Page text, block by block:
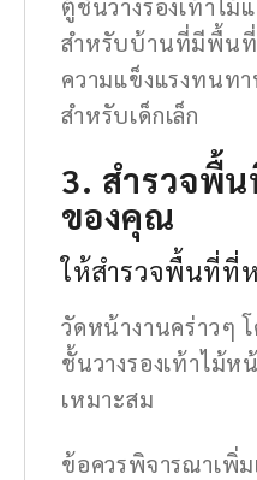
ตู้ชั้นวางรองเท้าไ
สำหรับบ้านที่มีพื้นที่
ความแข็งแรงทนท
สำหรับเด็กเล็ก
3. สำรวจพื้
ของคุณ
ให้สำรวจพื้นที่ที่
วัดหน้างานคร่าวๆ
ชั้นวางรองเท้าไม้
เหมาะสม
ข้อควรพิจารณาเพิ่